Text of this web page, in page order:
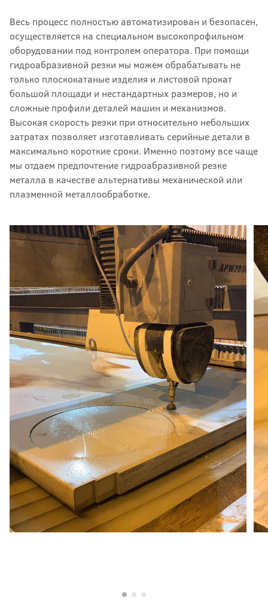
Весь процесс полностью автоматизирован и безопасен,
осуществляется на специальном высокопрофильном
оборудовании под контролем оператора. При помощи
гидроабразивной резки мы можем обрабатывать не
только плоскокатаные изделия и листовой прокат
большой площади и нестандартных размеров, но и
сложные профили деталей машин и механизмов.
Высокая скорость резки при относительно небольших
затратах позволяет изготавливать серийные детали в
максимально короткие сроки. Именно поэтому все чаще
мы отдаем предпочтение гидроабразивной резке
металла в качестве альтернативы механической или
плазменной металлообработке.